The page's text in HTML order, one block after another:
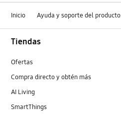
Inicio Ayuda y soporte del producto
Tiendas
Ofertas
Compra directo y obtén más
AI Living
SmartThings